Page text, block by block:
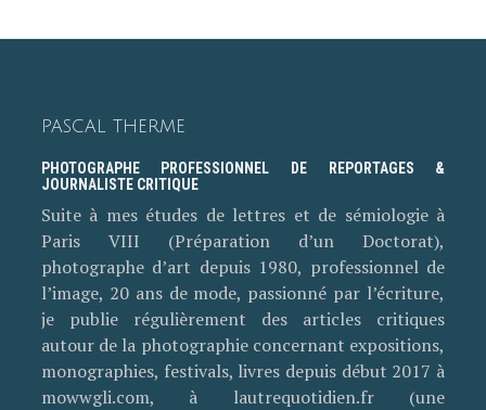
PASCAL THERME
PHOTOGRAPHE PROFESSIONNEL DE REPORTAGES &
JOURNALISTE CRITIQUE
Suite à mes études de lettres et de sémiologie à
Paris VIII (Préparation d’un Doctorat),
photographe d’art depuis 1980, professionnel de
l’image, 20 ans de mode, passionné par l’écriture,
je publie régulièrement des articles critiques
autour de la photographie concernant expositions,
monographies, festivals, livres depuis début 2017 à
mowwgli.com, à lautrequotidien.fr (une